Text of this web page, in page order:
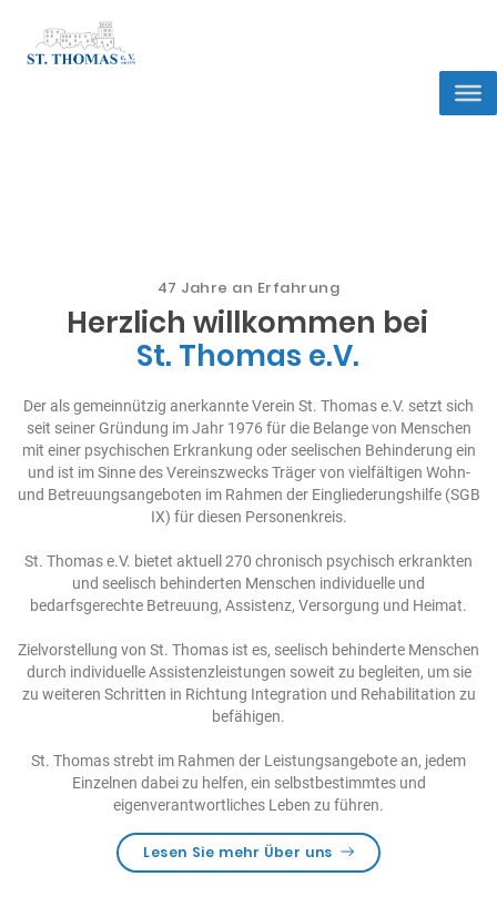
Seit 1976
Seit 1976
ST. Thomas e.V. – Hammberger Hof
47 Jahre an Erfahrung
Herzlich willkommen bei
St. Thomas e.V.
Der als gemeinnützig anerkannte Verein St. Thomas e.V. setzt sich
seit seiner Gründung im Jahr 1976 für die Belange von Menschen
mit einer psychischen Erkrankung oder seelischen Behinderung ein
und ist im Sinne des Vereinszwecks Träger von vielfältigen Wohn-
und Betreuungsangeboten im Rahmen der Eingliederungshilfe (SGB
IX) für diesen Personenkreis.
St. Thomas e.V. bietet aktuell 270 chronisch psychisch erkrankten
und seelisch behinderten Menschen individuelle und
bedarfsgerechte Betreuung, Assistenz, Versorgung und Heimat.
Zielvorstellung von St. Thomas ist es, seelisch behinderte Menschen
durch individuelle Assistenzleistungen soweit zu begleiten, um sie
zu weiteren Schritten in Richtung Integration und Rehabilitation zu
befähigen.
St. Thomas strebt im Rahmen der Leistungsangebote an, jedem
Einzelnen dabei zu helfen, ein selbstbestimmtes und
eigenverantwortliches Leben zu führen.
Lesen Sie mehr Über uns